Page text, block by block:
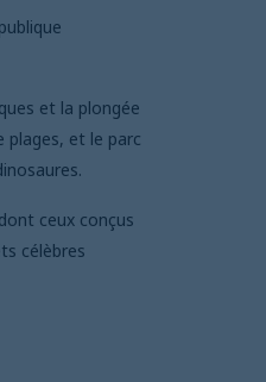
et la plongée
plages, et le parc
ceux conçus
célèbres